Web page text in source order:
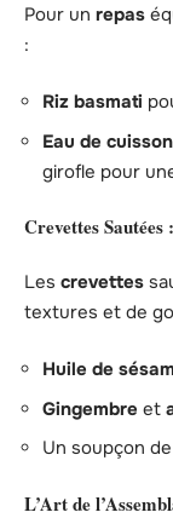
Pour un repas
:
Riz basmati
Eau de cuisson
girofle pour
Crevettes Sautées
Les crevettes
textures et de
Huile de
Gingembre et
Un soupçon de
L’Art de